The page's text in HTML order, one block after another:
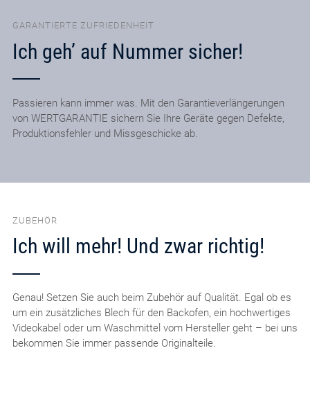
GARANTIERTE ZUFRIEDENHEIT
Ich geh’ auf Nummer sicher!
Passieren kann immer was. Mit den Garantieverlängerungen
von WERTGARANTIE sichern Sie Ihre Geräte gegen Defekte,
Produktionsfehler und Missgeschicke ab.
ZUBEHÖR
Ich will mehr! Und zwar richtig!
Genau! Setzen Sie auch beim Zubehör auf Qualität. Egal ob es
um ein zusätzliches Blech für den Backofen, ein hochwertiges
Videokabel oder um Waschmittel vom Hersteller geht – bei uns
bekommen Sie immer passende Originalteile.